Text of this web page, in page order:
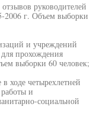
руководителей
2006 г. Объем выборки
и учреждений
прохождения
выборки 60 человек;
ходе четырехлетней
и
социальной